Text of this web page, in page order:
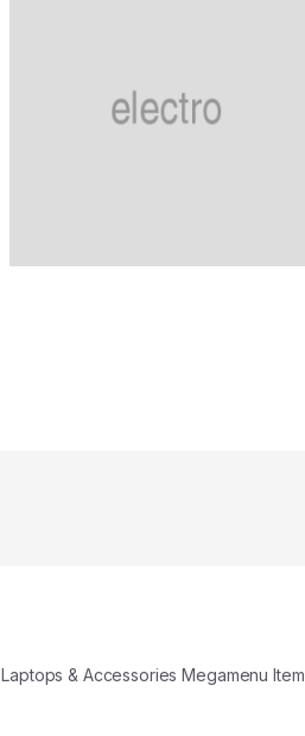
Laptops & Accessories Megamenu Item